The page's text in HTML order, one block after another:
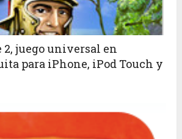
2, juego universal en
para iPhone, iPod Touch y